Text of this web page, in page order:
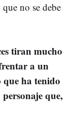
no se debe
tiran mucho
a un
que ha tenido
que,